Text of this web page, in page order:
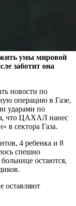
умы мировой
заботит она
новости по
операцию в Газе,
ударами по
что ЦАХАЛ нанес
в сектора Газа.
4 ребенка и 8
спешно
остаются,
оставляют